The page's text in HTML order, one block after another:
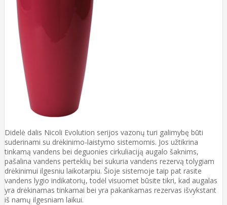
Didelė dalis Nicoli Evolution serijos vazonų turi galimybę būti
suderinami su drėkinimo-laistymo sistemomis. Jos užtikrina
tinkamą vandens bei deguonies cirkuliaciją augalo šaknims,
pašalina vandens perteklių bei sukuria vandens rezervą tolygiam
drėkinimui ilgesniu laikotarpiu. Šioje sistemoje taip pat rasite
vandens lygio indikatorių, todėl visuomet būsite tikri, kad augalas
yra drėkinamas tinkamai bei yra pakankamas rezervas išvykstant
iš namų ilgesniam laikui.